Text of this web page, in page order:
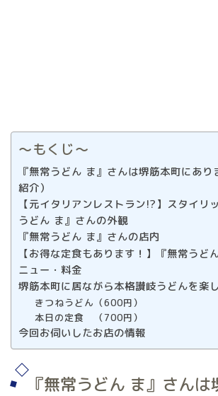
〜もくじ〜
『無常うどん ま』さんは堺筋本町にあり
紹介）
【元イタリアンレストラン!?】スタイリ
うどん ま』さんの外観
『無常うどん ま』さんの店内
【お得な定食もあります！】『無常うど
ニュー・料金
堺筋本町に居ながら本格讃岐うどんを楽
きつねうどん（600円）
本日の定食 （700円）
今回お伺いしたお店の情報
『無常うどん ま』さん